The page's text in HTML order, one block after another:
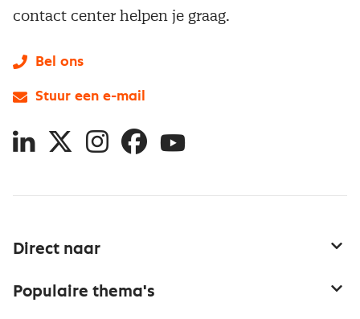
Direct naar
Populaire thema's
contact center helpen je graag.
Bel ons
Stuur een e-mail
LinkedIn
X InstagramFacebookYouTube